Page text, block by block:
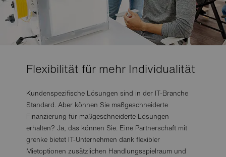
Flexibilität für mehr Individualität
Kundenspezifische Lösungen sind in der IT-Branche
Standard. Aber können Sie maßgeschneiderte
Finanzierung für maßgeschneiderte Lösungen
erhalten? Ja, das können Sie. Eine Partnerschaft mit
grenke bietet IT-Unternehmen dank flexibler
Mietoptionen zusätzlichen Handlungsspielraum und